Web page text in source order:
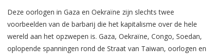
Deze oorlogen in Gaza en Oekraïne zijn slechts twee
voorbeelden van de barbarij die het kapitalisme over de hele
wereld aan het opzwepen is. Gaza, Oekraïne, Congo, Soedan,
oplopende spanningen rond de Straat van Taiwan, oorlogen en